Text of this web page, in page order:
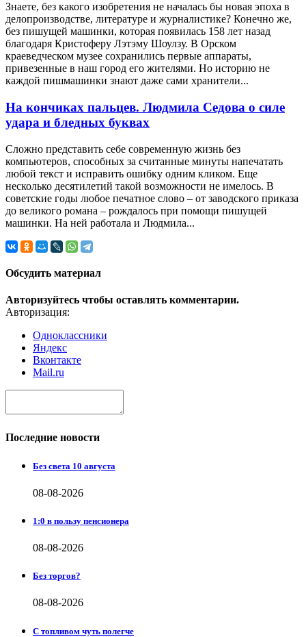
Знаете, без какого изобретения не началась бы новая эпоха в
делопроизводстве, литературе и журналистике? Конечно же,
без пишущей машинки, которая появилась 158 лет назад
благодаря Кристоферу Лэтэму Шоулзу. В Орском
краеведческом музее сохранились первые аппараты,
привезенные в наш город его жителями. Но историю не
каждой пишмашинки знают даже сами хранители...
На кончиках пальцев. Людмила Седова о силе
удара и бледных буквах
Сложно представить себе современную жизнь без
компьютеров, способных за считанные минуты напечатать
любой текст и исправить ошибку одним кликом. Еще
несколько десятилетий такой возможности не имелось. В
советские годы любое печатное слово – от заводского приказа
до великого романа – рождалось при помощи пишущей
машинки. На ней работала и Людмила...
Обсудить материал
Авторизуйтесь чтобы оставлять комментарии.
Авторизация:
Одноклассники
Яндекс
Вконтакте
Mail.ru
Последние новости
Без света 10 августа
08-08-2026
1:0 в пользу пенсионера
08-08-2026
Без торгов?
08-08-2026
С топливом чуть полегче